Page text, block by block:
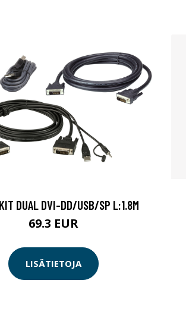
DUAL DVI-DD/USB/SP L:1.8M
69.3 EUR
LISÄTIETOJA